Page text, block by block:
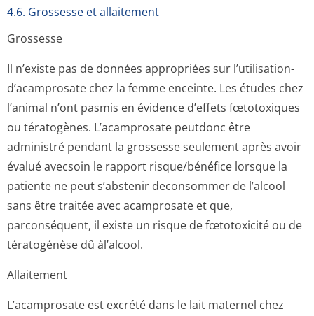
4.6. Grossesse et allaitement
Grossesse
Il n’existe pas de données appropriées sur l’utilisation­
d’acamprosate chez la femme enceinte. Les études chez
l’animal n’ont pasmis en évidence d’effets fœtotoxiques
ou tératogènes. L’acamprosate peutdonc être
administré pendant la grossesse seulement après avoir
évalué avecsoin le rapport risque/bénéfice lorsque la
patiente ne peut s’abstenir deconsommer de l’alcool
sans être traitée avec acamprosate et que,
parconséquent, il existe un risque de fœtotoxicité ou de
tératogénèse dû àl’alcool.
Allaitement
L’acamprosate est excrété dans le lait maternel chez